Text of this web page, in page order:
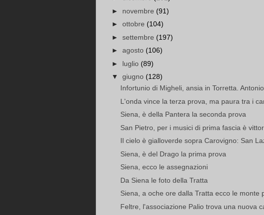
► novembre (91)
► ottobre (104)
► settembre (197)
► agosto (106)
► luglio (89)
▼ giugno (128)
Infortunio di Migheli, ansia in Torretta.
L'onda vince la terza prova, ma paura tra i
Siena, è della Pantera la seconda prova
San Pietro, per i musici di prima fascia è
Il cielo è gialloverde sopra Carovigno: San
Siena, è del Drago la prima prova
Siena, ecco le assegnazioni
Da Siena le foto della Tratta
Siena, a oche ore dalla Tratta ecco le monte
Feltre, l'associazione Palio trova una nuova